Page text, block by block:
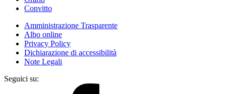
Convitto
Amministrazione Trasparente
Albo online
Privacy Policy
Dichiarazione di accessibilità
Note Legali
Seguici su: